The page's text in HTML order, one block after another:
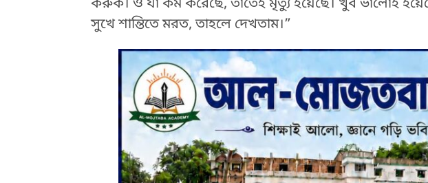
করুক। ও যা কর্ম করেছে, তাতেই মৃত্যু হয়েছে। খুব ভালোই
সুখে শান্তিতে মরত, তাহলে দেখতাম।”
HTML / JS Code